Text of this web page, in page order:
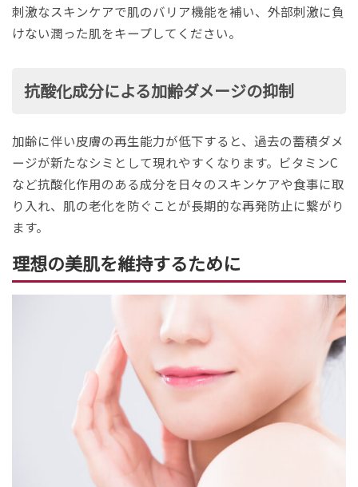
刺激なスキンケアで肌のバリア機能を補い、外部刺激に負
けない潤った肌をキープしてください。
抗酸化成分による加齢ダメージの抑制
加齢に伴い皮膚の再生能力が低下すると、過去の蓄積ダメ
ージが新たなシミとして現れやすくなります。ビタミンC
など抗酸化作用のある成分を日々のスキンケアや食事に取
り入れ、肌の老化を防ぐことが長期的な再発防止に繋がり
ます。
理想の美肌を維持するために